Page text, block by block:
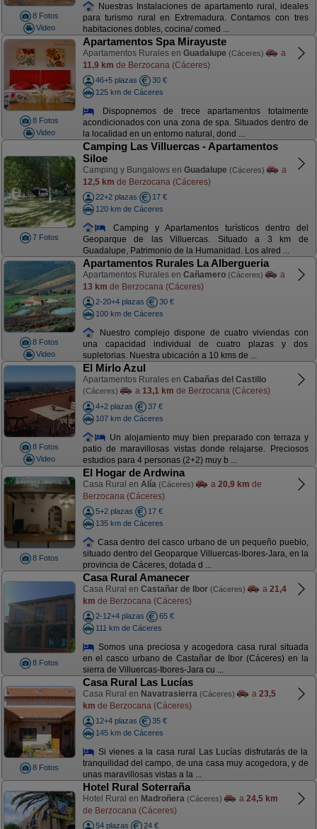
8 Fotos
Video
Nuestras Instalaciones de apartamento rural, ideales
para turismo rural en Extremadura. Contamos con tres
habitaciones dobles, cocina/ comed ...
8 Fotos
Video
Apartamentos Spa Mirayuste
Apartamentos Rurales en Guadalupe (Cáceres)
a
11,9 km de Berzocana (Cáceres)
46+5 plazas
30 €
125 km de Cáceres
Dispopnemos de trece apartamentos totalmente
acondicionados con una zona de spa. Situados dentro de
la localidad en un entorno natural, dond ...
7 Fotos
Camping Las Villuercas - Apartamentos
Siloe
Camping y Bungalows en Guadalupe (Cáceres)
a
12,5 km de Berzocana (Cáceres)
22+2 plazas
17 €
120 km de Cáceres
Camping y Apartamentos turísticos dentro del
Geoparque de las Villuercas. Situado a 3 km de
Guadalupe, Patrimonio de la Humanidad. Los alred ...
8 Fotos
Video
Apartamentos Rurales La Albergueria
Apartamentos Rurales en Cañamero (Cáceres)
a
13 km de Berzocana (Cáceres)
2-20+4 plazas
30 €
100 km de Cáceres
Nuestro complejo dispone de cuatro viviendas con
una capacidad individual de cuatro plazas y dos
supletorias. Nuestra ubicación a 10 kms de ...
8 Fotos
Video
El Mirlo Azul
Apartamentos Rurales en Cabañas del Castillo
(Cáceres) a 13,1 km de Berzocana (Cáceres)
4+2 plazas
37 €
107 km de Cáceres
Un alojamiento muy bien preparado con terraza y
patio de maravillosas vistas donde relajarse. Preciosos
estudios para 4 personas (2+2) muy b ...
8 Fotos
El Hogar de Ardwina
Casa Rural en Alía (Cáceres) a 20,9 km de
Berzocana (Cáceres)
5+2 plazas
17 €
135 km de Cáceres
Casa dentro del casco urbano de un pequeño pueblo,
situado dentro del Geoparque Villuercas-Ibores-Jara, en la
provincia de Cáceres, dotada d ...
8 Fotos
Casa Rural Amanecer
Casa Rural en Castañar de Ibor (Cáceres) a 21,4
km de Berzocana (Cáceres)
2-12+4 plazas
65 €
111 km de Cáceres
Somos una preciosa y acogedora casa rural situada
en el casco urbano de Castañar de Ibor (Cáceres) en la
sierra de Villuercas-Ibores-Jara cu ...
8 Fotos
Casa Rural Las Lucías
Casa Rural en Navatrasierra (Cáceres) a 23,5
km de Berzocana (Cáceres)
12+4 plazas
35 €
145 km de Cáceres
Si vienes a la casa rural Las Lucías disfrutarás de la
tranquilidad del campo, de una casa muy acogedora, y de
unas maravillosas vistas a la ...
Hotel Rural Soterraña
Hotel Rural en Madroñera (Cáceres) a 24,5 km
de Berzocana (Cáceres)
54 plazas
24 €